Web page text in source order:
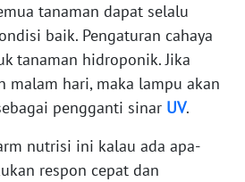
tanaman dapat selalu
baik. Pengaturan cahaya
tanaman hidroponik. Jika
malam hari, maka lampu akan
pengganti sinar UV.
nutrisi ini kalau ada apa-
respon cepat dan